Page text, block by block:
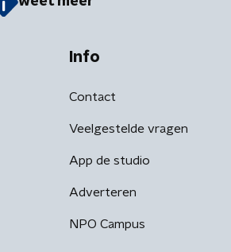
Info
Contact
Veelgestelde vragen
App de studio
Adverteren
NPO Campus